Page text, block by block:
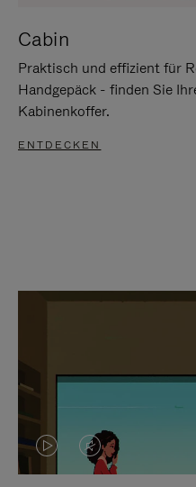
Cabin
Praktisch und effizient für
Handgepäck - finden Sie
Kabinenkoffer.
ENTDECKEN
DASVIDEO